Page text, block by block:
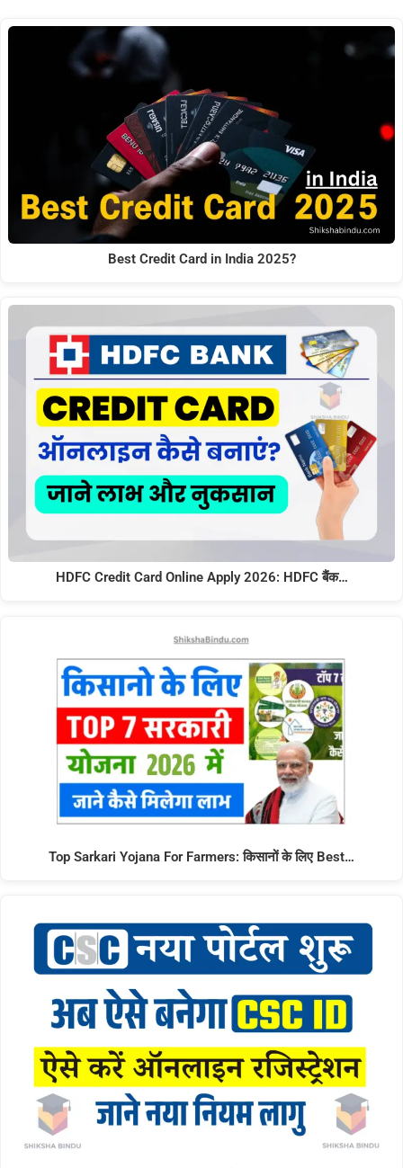
Best Credit Card in India 2025?
HDFC Credit Card Online Apply 2026: HDFC बैंक…
Top Sarkari Yojana For Farmers: किसानों के लिए Best…